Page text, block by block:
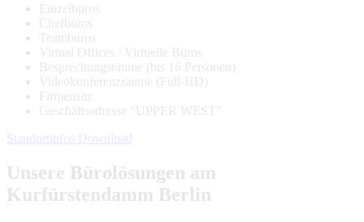
Einzelbüros
Chefbüros
Teambüros
Virtual Offices / Virtuelle Büros
Besprechungsräume (bis 16 Personen)
Videokonferenzräume (Full-HD)
Firmensitz
Geschäftsadresse “UPPER WEST"
Standortinfos Download
Unsere Bürolösungen am
Kurfürstendamm Berlin